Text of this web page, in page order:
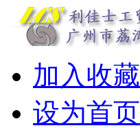
加入收藏
设为首页